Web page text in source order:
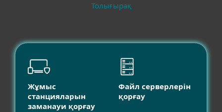
Толығырақ
Жұмыс
станцияларын
заманауи қорғау
Файл серверлерін
қорғау